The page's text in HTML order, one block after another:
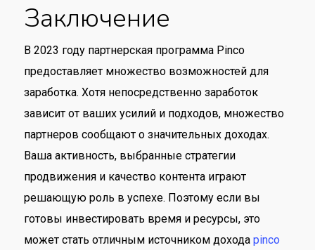
Заключение
В 2023 году партнерская программа Pinco
предоставляет множество возможностей для
заработка. Хотя непосредственно заработок
зависит от ваших усилий и подходов, множество
партнеров сообщают о значительных доходах.
Ваша активность, выбранные стратегии
продвижения и качество контента играют
решающую роль в успехе. Поэтому если вы
готовы инвестировать время и ресурсы, это
может стать отличным источником дохода pinco